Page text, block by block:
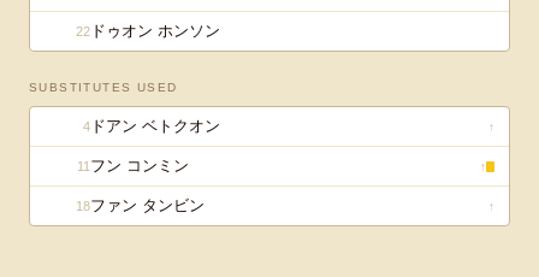
22 ドゥオン ホンソン
SUBSTITUTES USED
4 ドアン ベトクオン ↑
11 フン コンミン ↑
18ファン タンビン ↑